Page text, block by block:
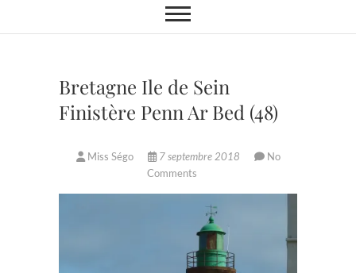
Bretagne Ile de Sein
Finistère Penn Ar Bed (48)
Miss Ségo 7 septembre 2018
No
Comments